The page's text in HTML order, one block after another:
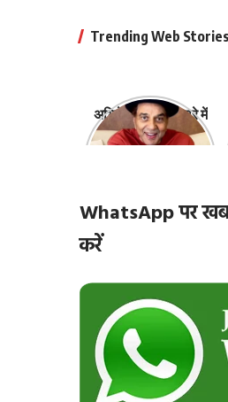
Trending Web Stories
अभिनेता धर्मेंद्र के बारे में
10 रोचक बातें, जिनके
WhatsApp पर
करें